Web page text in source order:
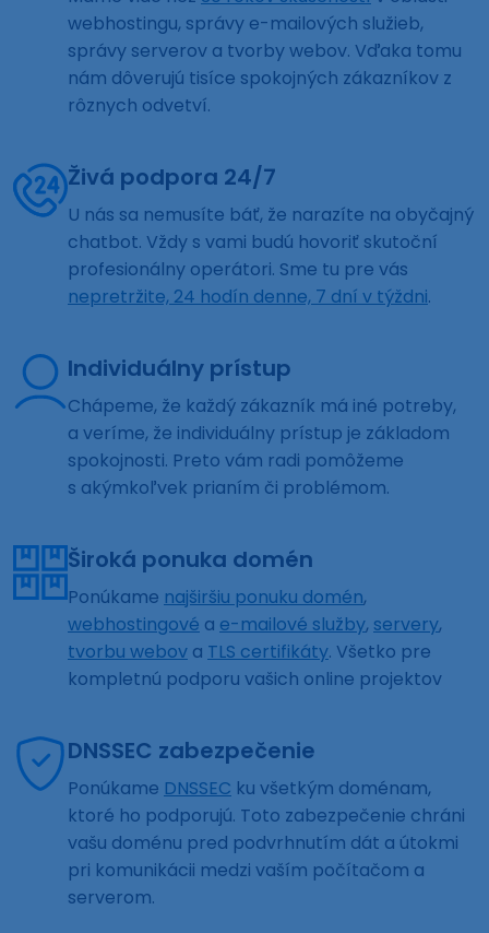
webhostingu, správy e-mailových služieb,
správy serverov a tvorby webov. Vďaka tomu
nám dôverujú tisíce spokojných zákazníkov z
rôznych odvetví.
Živá podpora 24/7
U nás sa nemusíte báť, že narazíte na obyčajný
chatbot. Vždy s vami budú hovoriť skutoční
profesionálny operátori. Sme tu pre vás
nepretržite, 24 hodín denne, 7 dní v týždni.
Individuálny prístup
Chápeme, že každý zákazník má iné potreby,
a veríme, že individuálny prístup je základom
spokojnosti. Preto vám radi pomôžeme
s akýmkoľvek prianím či problémom.
Široká ponuka domén
Ponúkame najširšiu ponuku domén,
webhostingové a e-mailové služby, servery,
tvorbu webov a TLS certifikáty. Všetko pre
kompletnú podporu vašich online projektov
DNSSEC zabezpečenie
Ponúkame DNSSEC ku všetkým doménam,
ktoré ho podporujú. Toto zabezpečenie chráni
vašu doménu pred podvrhnutím dát a útokmi
pri komunikácii medzi vaším počítačom a
serverom.